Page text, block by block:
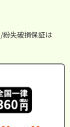
失破損保証は